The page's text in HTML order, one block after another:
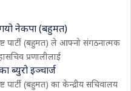
गयो नेकपा (बहुमत)
पार्टी (बहुमत) ले आफ्नो संगठनात्मक
प्रणालीलाई
ब्युरो इञ्चार्ज
पार्टी (बहुमत) का केन्द्रीय सचिवालय